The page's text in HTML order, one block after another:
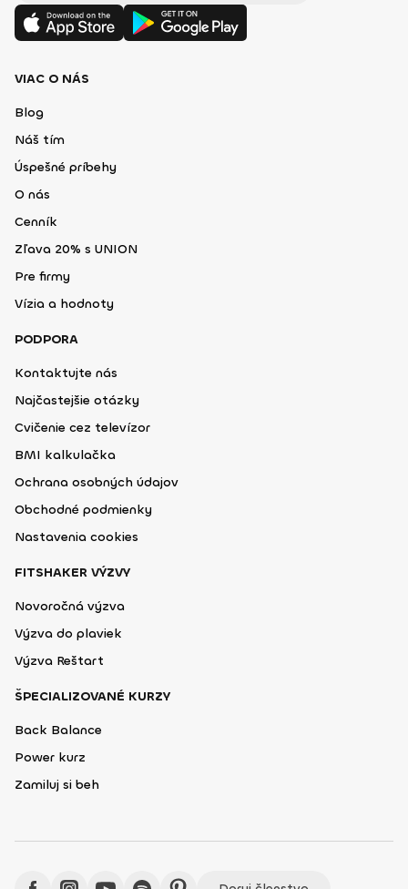
VIAC O NÁS
Blog
Náš tím
Úspešné príbehy
O nás
Cenník
Zľava 20% s UNION
Pre firmy
Vízia a hodnoty
PODPORA
Kontaktujte nás
Najčastejšie otázky
Cvičenie cez televízor
BMI kalkulačka
Ochrana osobných údajov
Obchodné podmienky
Nastavenia cookies
FITSHAKER VÝZVY
Novoročná výzva
Výzva do plaviek
Výzva Reštart
ŠPECIALIZOVANÉ KURZY
Back Balance
Power kurz
Zamiluj si beh